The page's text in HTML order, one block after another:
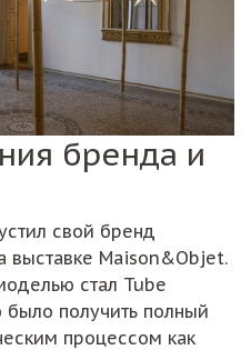
бренда и
свой бренд
выставке Maison&Objet.
стал Tube
было получить полный
процессом как